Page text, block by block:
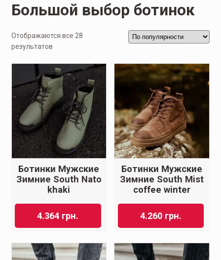
Большой выбор ботинок
Отображаются все 28
результатов
Ботинки Мужские
Зимние South Nato
khaki
4.364 грн.
Ботинки Мужские
Зимние South Mist
coffee winter
4.260 грн.